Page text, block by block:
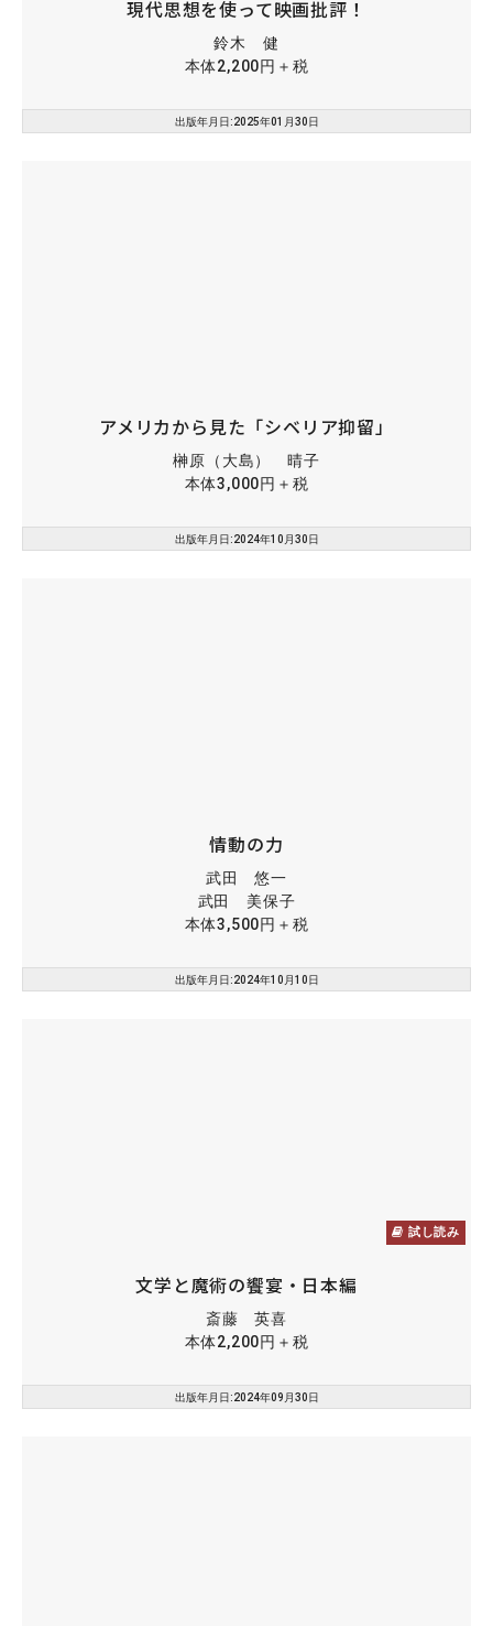
現代思想を使って映画批評！
鈴木 健
本体2,200円＋税
出版年月日:2025年01月30日
アメリカから見た「シベリア抑留」
榊原（大島） 晴子
本体3,000円＋税
出版年月日:2024年10月30日
情動の力
武田 悠一
武田 美保子
本体3,500円＋税
出版年月日:2024年10月10日
試し読み
文学と魔術の饗宴・日本編
斎藤 英喜
本体2,200円＋税
出版年月日:2024年09月30日